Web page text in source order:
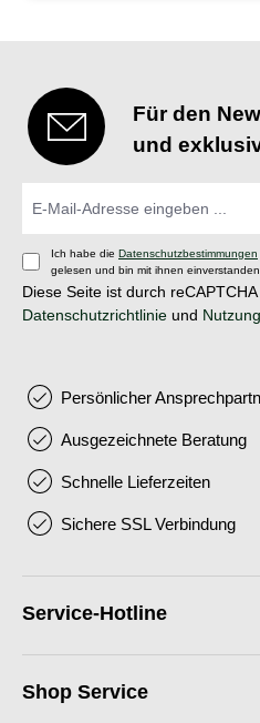
Für den
und
Ich habe die Datenschutzbestimmungen
gelesen und bin mit ihnen einverstanden.
Diese Seite ist durch
Datenschutzrichtlinie und
Persönlicher
Ausgezeichnete Beratung
Schnelle Lieferzeiten
Sichere SSL Verbindung
Service-Hotline
Shop Service